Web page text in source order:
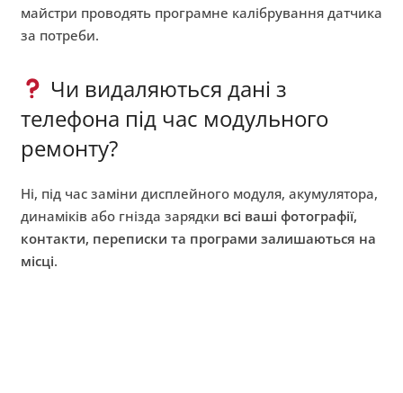
майстри проводять програмне калібрування датчика
за потреби.
Чи видаляються дані з
телефона під час модульного
ремонту?
Ні, під час заміни дисплейного модуля, акумулятора,
динаміків або гнізда зарядки всі ваші фотографії,
контакти, переписки та програми залишаються на
місці.